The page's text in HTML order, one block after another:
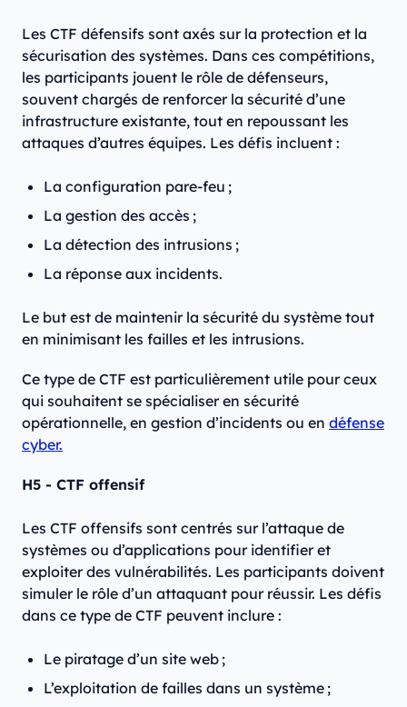
Les CTF défensifs sont axés sur la protection et la
sécurisation des systèmes. Dans ces compétitions,
les participants jouent le rôle de défenseurs,
souvent chargés de renforcer la sécurité d’une
infrastructure existante, tout en repoussant les
attaques d’autres équipes. Les défis incluent :
La configuration pare-feu ;
La gestion des accès ;
La détection des intrusions ;
La réponse aux incidents.
Le but est de maintenir la sécurité du système tout
en minimisant les failles et les intrusions.
Ce type de CTF est particulièrement utile pour ceux
qui souhaitent se spécialiser en sécurité
opérationnelle, en gestion d’incidents ou en défense
cyber.
H5 - CTF offensif
Les CTF offensifs sont centrés sur l’attaque de
systèmes ou d’applications pour identifier et
exploiter des vulnérabilités. Les participants doivent
simuler le rôle d’un attaquant pour réussir. Les défis
dans ce type de CTF peuvent inclure :
Le piratage d’un site web ;
L’exploitation de failles dans un système ;